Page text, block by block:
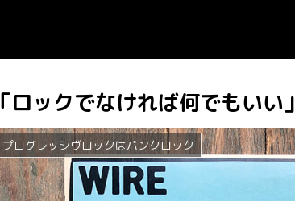
「ロックでなければ何でもいい」
プログレッシヴロックはパンクロック